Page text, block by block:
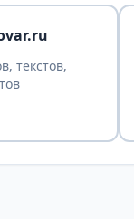
текстов,